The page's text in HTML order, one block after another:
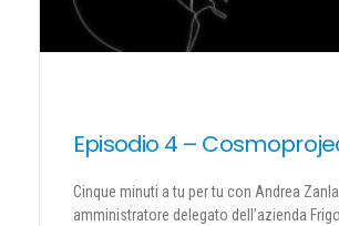
Episodio 4 –
Cinque minuti a tu per tu con Andrea
amministratore delegato dell’azienda